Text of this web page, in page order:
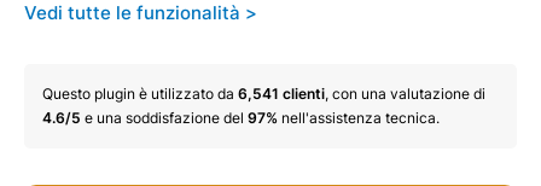
Vedi tutte le funzionalità >
Questo plugin è utilizzato da 6,541 clienti, con una valutazione di
4.6/5 e una soddisfazione del 97% nell'assistenza tecnica.